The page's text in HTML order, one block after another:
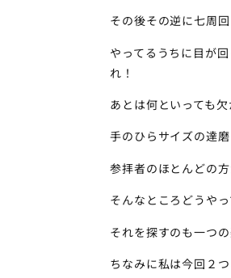
その後その逆に七周
やってるうちに目が
れ！
あとは何といっても
手のひらサイズの達
参拝者のほとんどの
そんなところどうや
それを探すのも一つ
ちなみに私は今回２